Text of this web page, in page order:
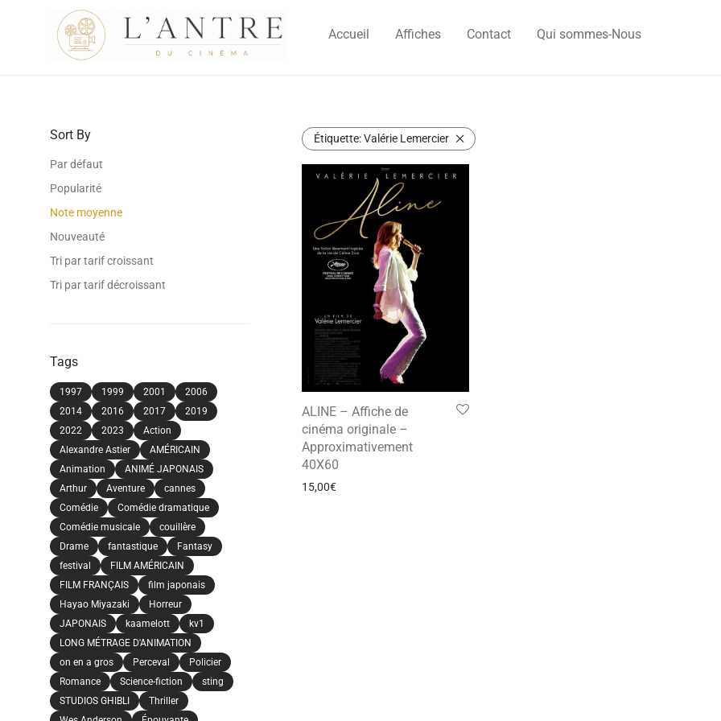
Accueil Affiches Contact Qui sommes-Nous
Sort By
Par défaut
Popularité
Note moyenne
Nouveauté
Tri par tarif croissant
Tri par tarif décroissant
Tags
1997 1999 2001
2006
2014
2016 2017
2019
2022
2023
Action
Alexandre Astier
AMÉRICAIN
Animation
ANIMÉ JAPONAIS
Arthur
Aventure
cannes
Comédie
Comédie dramatique
Comédie musicale
couillère
Drame
fantastique
Fantasy
festival
FILM AMÉRICAIN
FILM FRANÇAIS
film japonais
Hayao Miyazaki
Horreur
JAPONAIS
kaamelott
kv1
LONG MÉTRAGE D'ANIMATION
on en a gros
Perceval
Policier
Romance
Science-fiction
sting
STUDIOS GHIBLI
Thriller
Étiquette:Valérie Lemercier
ALINE – Affiche de
cinéma originale –
Approximativement
40X60
15,00€